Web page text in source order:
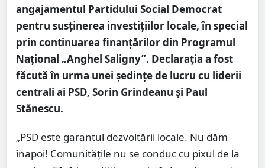
angajamentul Partidului Social Democrat
pentru susținerea investițiilor locale, în special
prin continuarea finanțărilor din Programul
Național „Anghel Saligny”. Declarația a fost
făcută în urma unei ședințe de lucru cu liderii
centrali ai PSD, Sorin Grindeanu și Paul
Stănescu.
„PSD este garantul dezvoltării locale. Nu dăm
înapoi! Comunitățile nu se conduc cu pixul de la